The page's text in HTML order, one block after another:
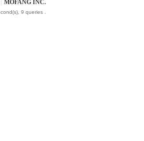
MOFANG INC.
9 queries .